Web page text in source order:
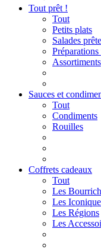
Tout prêt !
Tout
Petits plats
Salades
Assortiments
Sauces et
Tout
Condiments
Rouilles
Coffrets cadeaux
Tout
Les
Les
Les Régions
Les